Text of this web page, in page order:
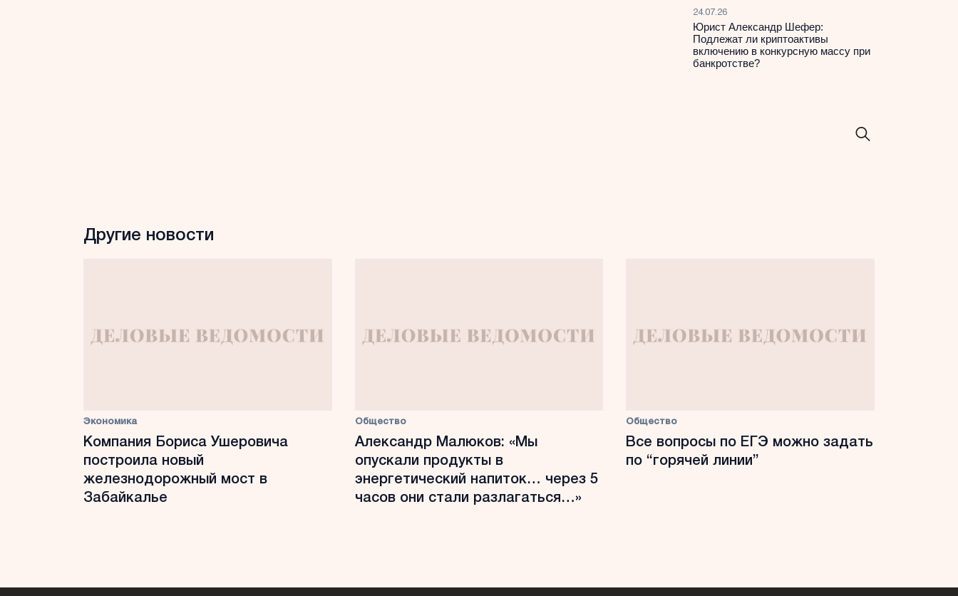
24.07.26
Юрист Александр Шефер:
Подлежат ли криптоактивы
включению в конкурсную массу при
банкротстве?
Другие новости
Экономика
Компания Бориса Ушеровича
построила новый
железнодорожный мост в
Забайкалье
Общество
Александр Малюков: «Мы
опускали продукты в
энергетический напиток… через 5
часов они стали разлагаться…»
Общество
Все вопросы по ЕГЭ можно задать
по “горячей линии”